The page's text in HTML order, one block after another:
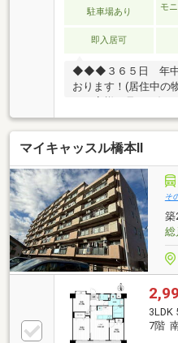
駐車場あり
モ
即入居可
◆◆◆３６５日 年中
おります！(居住中の
でお客様の見たい
ーンに自信ありま
取引きが有り、少し
能です。お客様に合
て頂きます。◆◆◆物
ます◆◆◆不動産のプ
デメリットは正直に
物件があっても隠す
◆◆◆仲介会社として
社です◆◆◆
マイキャッスル橋本Ⅱ
そ
築
総
3LDK
7階